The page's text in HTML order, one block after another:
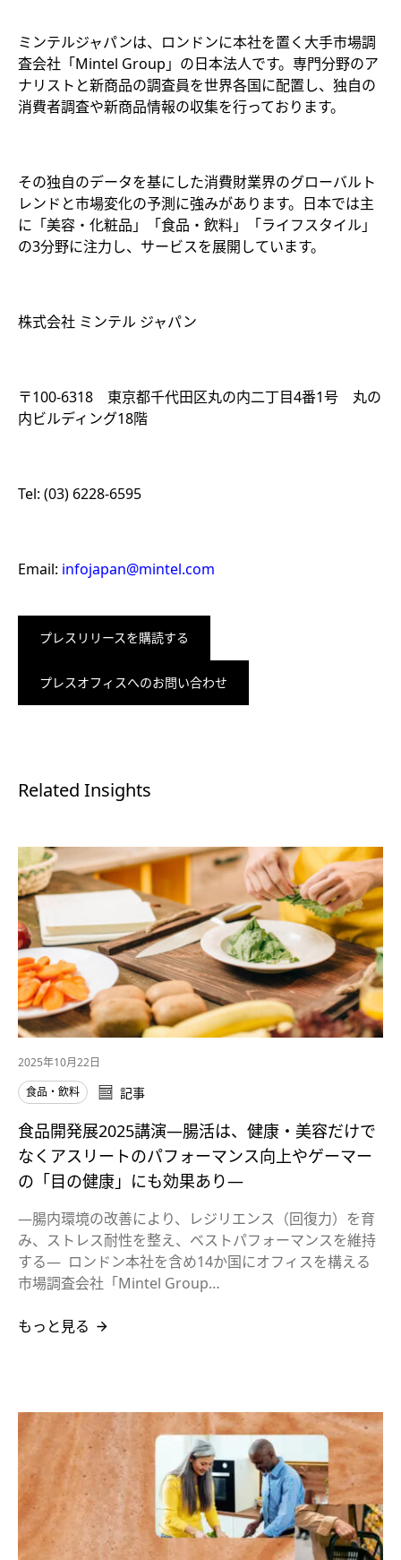
ミンテルジャパンは、ロンドンに本社を置く大手市場調
査会社「Mintel Group」の日本法人です。専門分野のア
ナリストと新商品の調査員を世界各国に配置し、独自の
消費者調査や新商品情報の収集を行っております。
その独自のデータを基にした消費財業界のグローバルト
レンドと市場変化の予測に強みがあります。日本では主
に「美容・化粧品」「食品・飲料」「ライフスタイル」
の3分野に注力し、サービスを展開しています。
株式会社 ミンテル ジャパン
〒100-6318 東京都千代田区丸の内二丁目4番1号 丸の
内ビルディング18階
Tel: (03) 6228-6595
Email: infojapan@mintel.com
プレスリリースを購読する
プレスオフィスへのお問い合わせ
Related Insights
2025年10月22日
食品・飲料
記事
食品開発展2025講演―腸活は、健康・美容だけで
なくアスリートのパフォーマンス向上やゲーマー
の「目の健康」にも効果あり―
―腸内環境の改善により、レジリエンス（回復力）を育
み、ストレス耐性を整え、ベストパフォーマンスを維持
する― ロンドン本社を含め14か国にオフィスを構える
市場調査会社「Mintel Group…
もっと見る